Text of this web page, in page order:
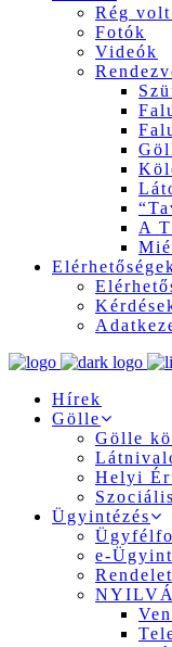
Rég
Fotók
Videók
A
Hírek
Gölle
Gölle
Helyi
Ügyintézés
e-